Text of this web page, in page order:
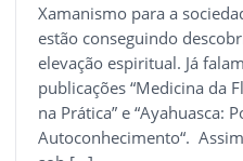
Xamanismo para a
estão conseguindo
elevação espiritual. Já
publicações “Medicina da
na Prática” e “Ayahuasca:
Autoconhecimento“.